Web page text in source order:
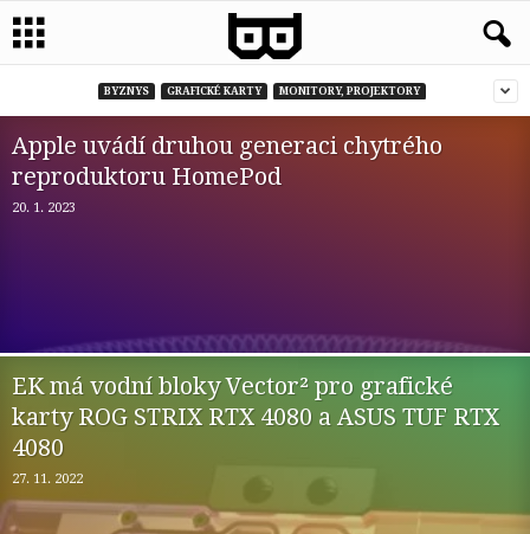
BYZNYS GRAFICKÉ KARTY MONITORY, PROJEKTORY
Apple uvádí druhou generaci chytrého
reproduktoru HomePod
20. 1. 2023
EK má vodní bloky Vector² pro grafické
karty ROG STRIX RTX 4080 a ASUS TUF RTX
4080
27. 11. 2022